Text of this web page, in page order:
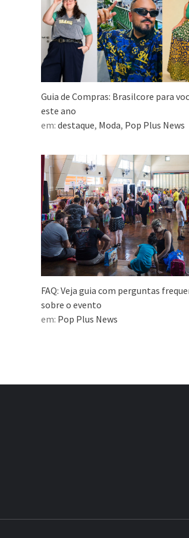
Guia de Compras: Brasilcore para
este ano
em: destaque, Moda, Pop Plus News
FAQ: Veja guia com perguntas
sobre o evento
em: Pop Plus News